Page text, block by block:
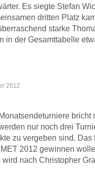
Es siegte Stefan
dritten Platz
starke
in der Gesamttabelle
2012
bricht
nur noch drei
zu vergeben sind. Das
2012 gewinnen
nach Christopher